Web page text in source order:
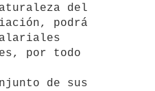
del
podrá
por todo
de sus